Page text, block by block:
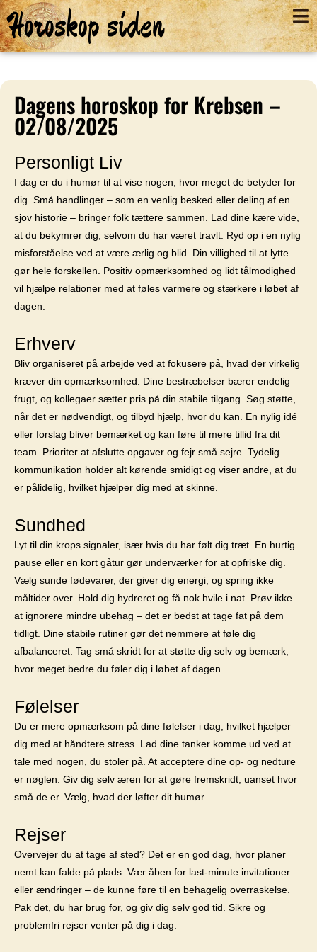
Horoskop siden
Dagens horoskop for Krebsen –
02/08/2025
Personligt Liv
I dag er du i humør til at vise nogen, hvor meget de betyder for
dig. Små handlinger – som en venlig besked eller deling af en
sjov historie – bringer folk tættere sammen. Lad dine kære vide,
at du bekymrer dig, selvom du har været travlt. Ryd op i en nylig
misforståelse ved at være ærlig og blid. Din villighed til at lytte
gør hele forskellen. Positiv opmærksomhed og lidt tålmodighed
vil hjælpe relationer med at føles varmere og stærkere i løbet af
dagen.
Erhverv
Bliv organiseret på arbejde ved at fokusere på, hvad der virkelig
kræver din opmærksomhed. Dine bestræbelser bærer endelig
frugt, og kollegaer sætter pris på din stabile tilgang. Søg støtte,
når det er nødvendigt, og tilbyd hjælp, hvor du kan. En nylig idé
eller forslag bliver bemærket og kan føre til mere tillid fra dit
team. Prioriter at afslutte opgaver og fejr små sejre. Tydelig
kommunikation holder alt kørende smidigt og viser andre, at du
er pålidelig, hvilket hjælper dig med at skinne.
Sundhed
Lyt til din krops signaler, især hvis du har følt dig træt. En hurtig
pause eller en kort gåtur gør underværker for at opfriske dig.
Vælg sunde fødevarer, der giver dig energi, og spring ikke
måltider over. Hold dig hydreret og få nok hvile i nat. Prøv ikke
at ignorere mindre ubehag – det er bedst at tage fat på dem
tidligt. Dine stabile rutiner gør det nemmere at føle dig
afbalanceret. Tag små skridt for at støtte dig selv og bemærk,
hvor meget bedre du føler dig i løbet af dagen.
Følelser
Du er mere opmærksom på dine følelser i dag, hvilket hjælper
dig med at håndtere stress. Lad dine tanker komme ud ved at
tale med nogen, du stoler på. At acceptere dine op- og nedture
er nøglen. Giv dig selv æren for at gøre fremskridt, uanset hvor
små de er. Vælg, hvad der løfter dit humør.
Rejser
Overvejer du at tage af sted? Det er en god dag, hvor planer
nemt kan falde på plads. Vær åben for last-minute invitationer
eller ændringer – de kunne føre til en behagelig overraskelse.
Pak det, du har brug for, og giv dig selv god tid. Sikre og
problemfri rejser venter på dig i dag.